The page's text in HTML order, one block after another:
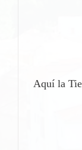
Aquí la